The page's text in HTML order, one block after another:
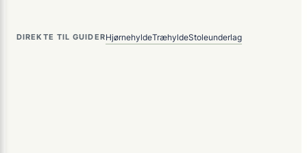
DIREKTE TIL GUIDERHjørnehyldeTræhyldeStoleunderlag